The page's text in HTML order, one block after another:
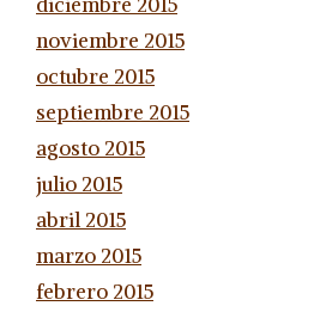
noviembre 2015
octubre 2015
septiembre 2015
agosto 2015
julio 2015
abril 2015
marzo 2015
febrero 2015